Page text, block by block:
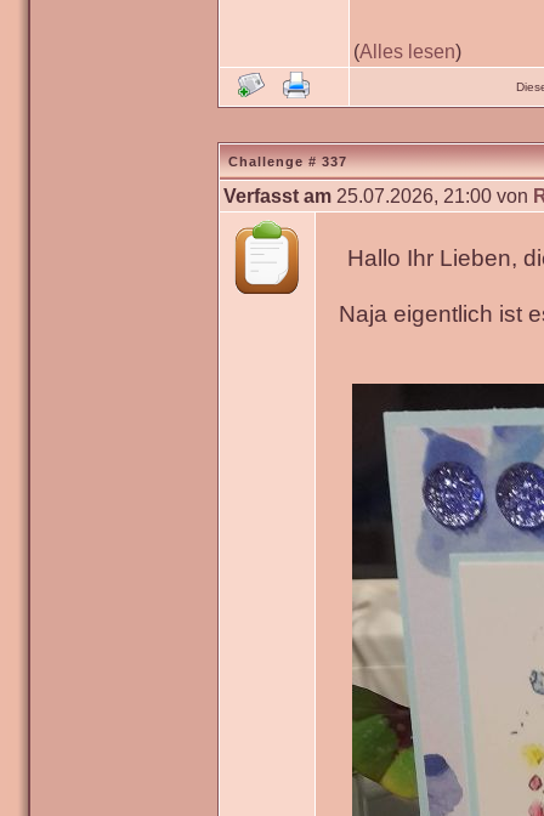
(Alles lesen)
Challenge # 337
Verfasst am 25.07.2026, 21:00 von
Hallo Ihr Lieben,
Naja eigentlich ist